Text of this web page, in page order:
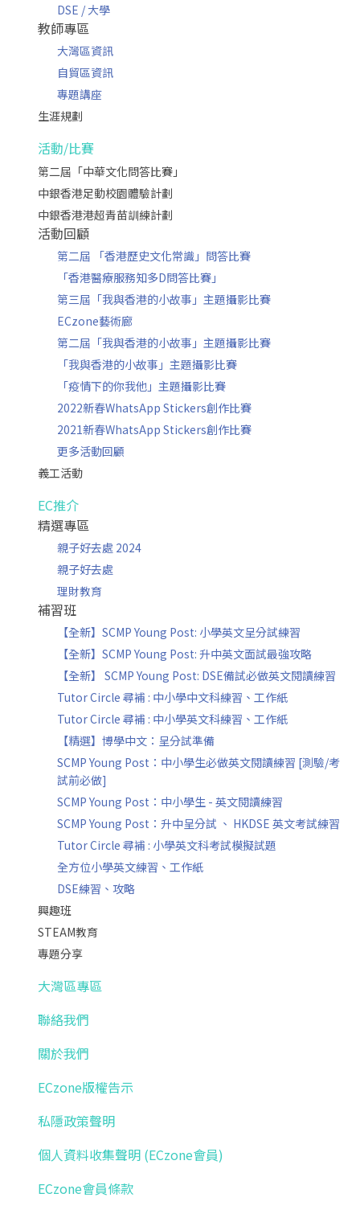
DSE / 大學
教師專區
大灣區資訊
自貿區資訊
專題講座
生涯規劃
活動/比賽
第二屆「中華文化問答比賽」
中銀香港足動校園體驗計劃
中銀香港港超青苗訓練計劃
活動回顧
第二屆 「香港歷史文化常識」問答比賽
「香港醫療服務知多D問答比賽」
第三屆「我與香港的小故事」主題攝影比賽
ECzone藝術廊
第二屆「我與香港的小故事」主題攝影比賽
「我與香港的小故事」主題攝影比賽
「疫情下的你我他」主題攝影比賽
2022新春WhatsApp Stickers創作比賽
2021新春WhatsApp Stickers創作比賽
更多活動回顧
義工活動
EC推介
精選專區
親子好去處 2024
親子好去處
理財教育
補習班
【全新】SCMP Young Post: 小學英文呈分試練習
【全新】SCMP Young Post: 升中英文面試最強攻略
【全新】 SCMP Young Post: DSE備試必做英文閱讀練習
Tutor Circle 尋補 : 中小學中文科練習、工作紙
Tutor Circle 尋補 : 中小學英文科練習、工作紙
【精選】博學中文：呈分試準備
SCMP Young Post：中小學生必做英文閱讀練習 [測驗/考
試前必做]
SCMP Young Post：中小學生 - 英文閱讀練習
SCMP Young Post：升中呈分試 、 HKDSE 英文考試練習
Tutor Circle 尋補 : 小學英文科考試模擬試題
全方位小學英文練習、工作紙
DSE練習、攻略
興趣班
STEAM教育
專題分享
大灣區專區
聯絡我們
關於我們
ECzone版權告示
私隱政策聲明
個人資料收集聲明 (ECzone會員)
ECzone會員條款